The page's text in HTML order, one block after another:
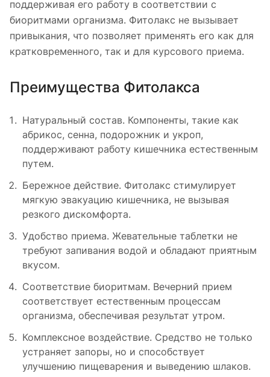
поддерживая его работу в соответствии с
биоритмами организма. Фитолакс не вызывает
привыкания, что позволяет применять его как для
кратковременного, так и для курсового приема.
Преимущества Фитолакса
Натуральный состав. Компоненты, такие как
абрикос, сенна, подорожник и укроп,
поддерживают работу кишечника естественным
путем.
Бережное действие. Фитолакс стимулирует
мягкую эвакуацию кишечника, не вызывая
резкого дискомфорта.
Удобство приема. Жевательные таблетки не
требуют запивания водой и обладают приятным
вкусом.
Соответствие биоритмам. Вечерний прием
соответствует естественным процессам
организма, обеспечивая результат утром.
Комплексное воздействие. Средство не только
устраняет запоры, но и способствует
улучшению пищеварения и выведению шлаков.